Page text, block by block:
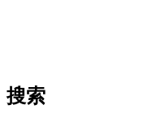
搜索